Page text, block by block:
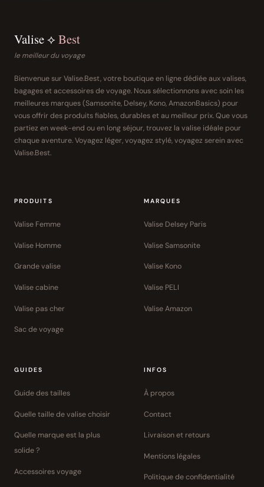
Valise ⟡ Best
le meilleur du voyage
Bienvenue sur Valise.Best, votre boutique en ligne dédiée aux valises,
bagages et accessoires de voyage. Nous sélectionnons avec soin les
meilleures marques (Samsonite, Delsey, Kono, AmazonBasics) pour
vous offrir des produits fiables, durables et au meilleur prix. Que vous
partiez en week-end ou en long séjour, trouvez la valise idéale pour
chaque aventure. Voyagez léger, voyagez stylé, voyagez serein avec
Valise.Best.
PRODUITS
Valise Femme
Valise Homme
Grande valise
Valise cabine
Valise pas cher
Sac de voyage
MARQUES
Valise Delsey Paris
Valise Samsonite
Valise Kono
Valise PELI
Valise Amazon
GUIDES
Guide des tailles
Quelle taille de valise choisir
Quelle marque est la plus
solide ?
Accessoires voyage
INFOS
À propos
Contact
Livraison et retours
Mentions légales
Politique de confidentialité